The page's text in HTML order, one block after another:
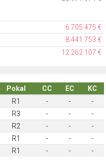
6.705.475 €
8.441.753 €
12.262.107 €
Pokal CC EC
KC
R1 - -
-
R3 - -
-
R2 - -
-
R1 - -
-
R1 - - -